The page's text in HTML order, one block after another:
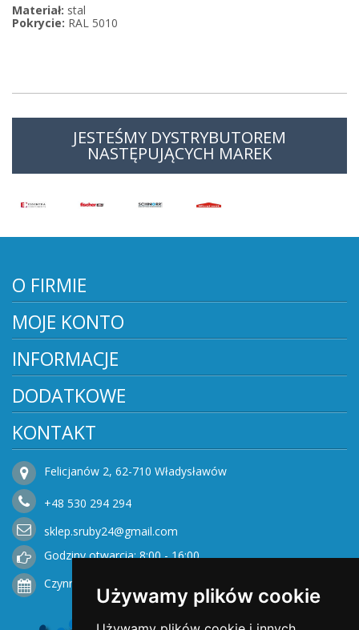
Używamy plików cookie
Materiał: stal
Pokrycie: RAL 5010
JESTEŚMY DYSTRYBUTOREM
NASTĘPUJĄCYCH MAREK
O FIRMIE
MOJE KONTO
INFORMACJE
DODATKOWE
KONTAKT
Felicjanów 2, 62-710 Władysławów
+48 530 294 294
sklep.sruby24@gmail.com
Godziny otwarcia: 8:00 - 16:00
Czynne od Poniedziałku do Piątku